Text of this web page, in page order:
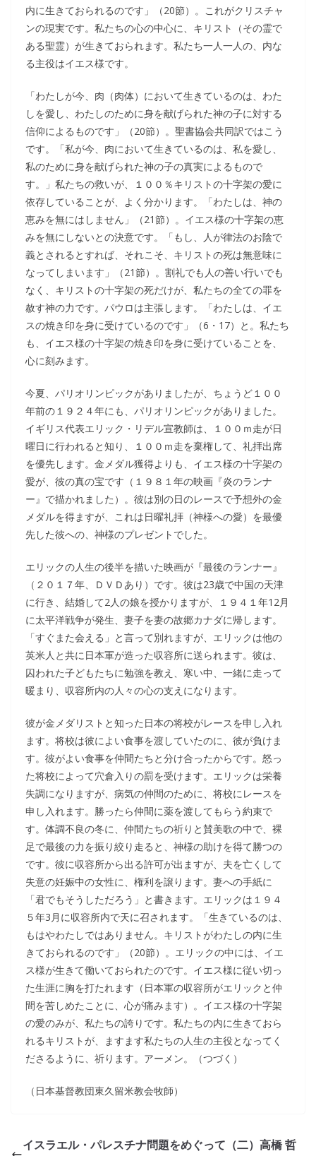
内に生きておられるのです」（20節）。これがクリスチャ
ンの現実です。私たちの心の中心に、キリスト（その霊で
ある聖霊）が生きておられます。私たち一人一人の、内な
る主役はイエス様です。
「わたしが今、肉（肉体）において生きているのは、わた
しを愛し、わたしのために身を献げられた神の子に対する
信仰によるものです」（20節）。聖書協会共同訳ではこう
です。「私が今、肉において生きているのは、私を愛し、
私のために身を献げられた神の子の真実によるもので
す。」私たちの救いが、１００％キリストの十字架の愛に
依存していることが、よく分かります。「わたしは、神の
恵みを無にはしません」（21節）。イエス様の十字架の恵
みを無にしないとの決意です。「もし、人が律法のお陰で
義とされるとすれば、それこそ、キリストの死は無意味に
なってしまいます」（21節）。割礼でも人の善い行いでも
なく、キリストの十字架の死だけが、私たちの全ての罪を
赦す神の力です。パウロは主張します。「わたしは、イエ
スの焼き印を身に受けているのです」（6・17）と。私たち
も、イエス様の十字架の焼き印を身に受けていることを、
心に刻みます。
今夏、パリオリンピックがありましたが、ちょうど１００
年前の１９２４年にも、パリオリンピックがありました。
イギリス代表エリック・リデル宣教師は、１００ｍ走が日
曜日に行われると知り、１００ｍ走を棄権して、礼拝出席
を優先します。金メダル獲得よりも、イエス様の十字架の
愛が、彼の真の宝です（１９８１年の映画『炎のランナ
ー』で描かれました）。彼は別の日のレースで予想外の金
メダルを得ますが、これは日曜礼拝（神様への愛）を最優
先した彼への、神様のプレゼントでした。
エリックの人生の後半を描いた映画が『最後のランナー』
（２０１７年、ＤＶＤあり）です。彼は23歳で中国の天津
に行き、結婚して2人の娘を授かりますが、１９４１年12月
に太平洋戦争が発生、妻子を妻の故郷カナダに帰します。
「すぐまた会える」と言って別れますが、エリックは他の
英米人と共に日本軍が造った収容所に送られます。彼は、
囚われた子どもたちに勉強を教え、寒い中、一緒に走って
暖まり、収容所内の人々の心の支えになります。
彼が金メダリストと知った日本の将校がレースを申し入れ
ます。将校は彼によい食事を渡していたのに、彼が負けま
す。彼がよい食事を仲間たちと分け合ったからです。怒っ
た将校によって穴倉入りの罰を受けます。エリックは栄養
失調になりますが、病気の仲間のために、将校にレースを
申し入れます。勝ったら仲間に薬を渡してもらう約束で
す。体調不良の冬に、仲間たちの祈りと賛美歌の中で、裸
足で最後の力を振り絞り走ると、神様の助けを得て勝つの
です。彼に収容所から出る許可が出ますが、夫を亡くして
失意の妊娠中の女性に、権利を譲ります。妻への手紙に
「君でもそうしただろう」と書きます。エリックは１９４
５年3月に収容所内で天に召されます。「生きているのは、
もはやわたしではありません。キリストがわたしの内に生
きておられるのです」（20節）。エリックの中には、イエ
ス様が生きて働いておられたのです。イエス様に従い切っ
た生涯に胸を打たれます（日本軍の収容所がエリックと仲
間を苦しめたことに、心が痛みます）。イエス様の十字架
の愛のみが、私たちの誇りです。私たちの内に生きておら
れるキリストが、ますます私たちの人生の主役となってく
ださるように、祈ります。アーメン。（つづく）
（日本基督教団東久留米教会牧師）
イスラエル・パレスチナ問題をめぐって（二）高橋 哲